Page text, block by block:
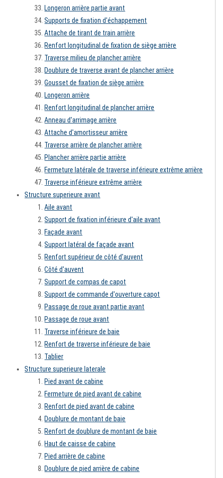
Longeron arrière partie avant
Supports de fixation d'échappement
Attache de tirant de train arrière
Renfort longitudinal de fixation de siège arrière
Traverse milieu de plancher arrière
Doublure de traverse avant de plancher arrière
Gousset de fixation de siège arrière
Longeron arrière
Renfort longitudinal de plancher arrière
Anneau d'arrimage arrière
Attache d'amortisseur arrière
Traverse arrière de plancher arrière
Plancher arrière partie arrière
Fermeture latérale de traverse inférieure extrême arrière
Traverse inférieure extrême arrière
Structure superieure avant
Aile avant
Support de fixation inférieure d'aile avant
Façade avant
Support latéral de façade avant
Renfort supérieur de côté d'auvent
Côté d'auvent
Support de compas de capot
Support de commande d'ouverture capot
Passage de roue avant partie avant
Passage de roue avant
Traverse inférieure de baie
Renfort de traverse inférieure de baie
Tablier
Structure superieure laterale
Pied avant de cabine
Fermeture de pied avant de cabine
Renfort de pied avant de cabine
Doublure de montant de baie
Renfort de doublure de montant de baie
Haut de caisse de cabine
Pied arrière de cabine
Doublure de pied arrière de cabine